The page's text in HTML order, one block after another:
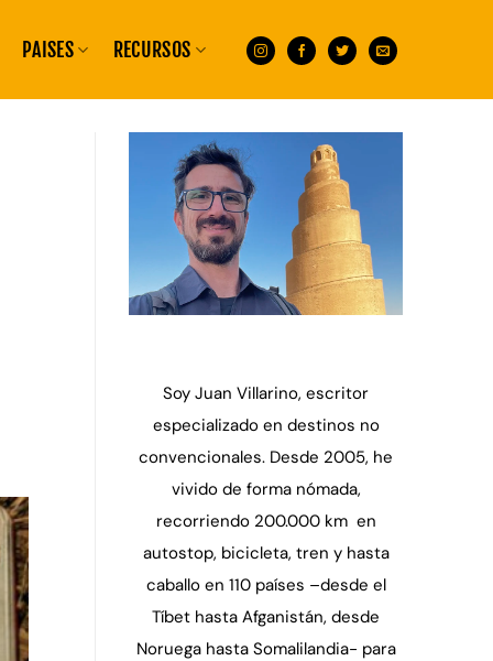
PAISES RECURSOS
Soy Juan Villarino, escritor
especializado en destinos no
convencionales. Desde 2005, he
vivido de forma nómada,
recorriendo 200.000 km en
autostop, bicicleta, tren y hasta
caballo en 110 países –desde el
Tíbet hasta Afganistán, desde
Noruega hasta Somalilandia- para